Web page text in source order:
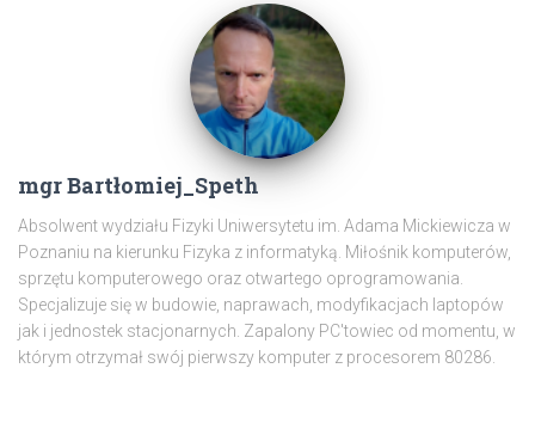
mgr Bartłomiej_Speth
Absolwent wydziału Fizyki Uniwersytetu im. Adama Mickiewicza w
Poznaniu na kierunku Fizyka z informatyką. Miłośnik komputerów,
sprzętu komputerowego oraz otwartego oprogramowania.
Specjalizuje się w budowie, naprawach, modyfikacjach laptopów
jak i jednostek stacjonarnych. Zapalony PC'towiec od momentu, w
którym otrzymał swój pierwszy komputer z procesorem 80286.